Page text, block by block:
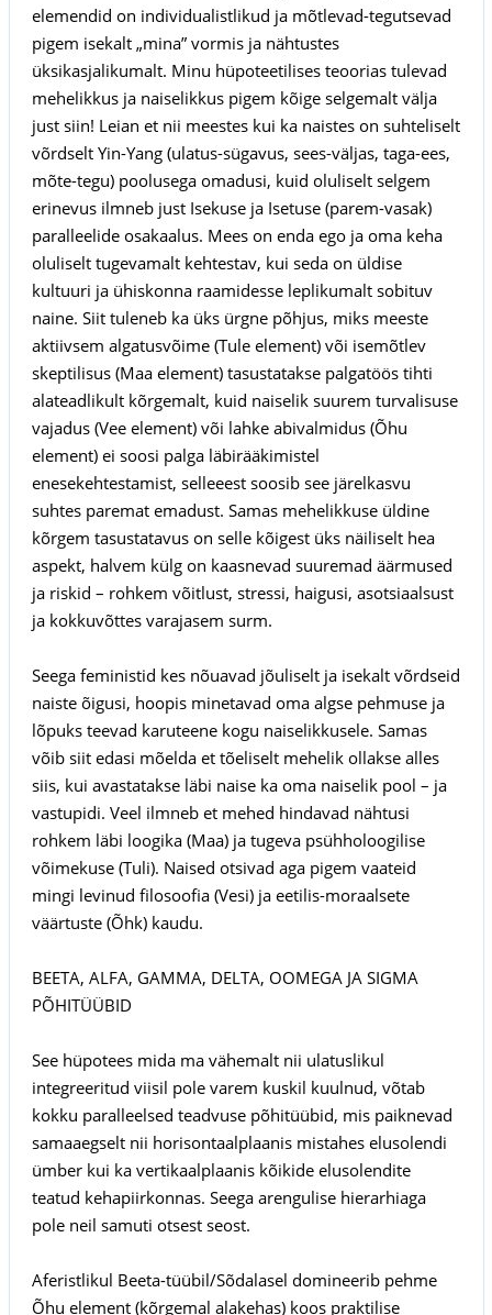
elemendid on individualistlikud ja mõtlevad-tegutsevad
pigem isekalt „mina” vormis ja nähtustes
üksikasjalikumalt. Minu hüpoteetilises teoorias tulevad
mehelikkus ja naiselikkus pigem kõige selgemalt välja
just siin! Leian et nii meestes kui ka naistes on suhteliselt
võrdselt Yin-Yang (ulatus-sügavus, sees-väljas, taga-ees,
mõte-tegu) poolusega omadusi, kuid oluliselt selgem
erinevus ilmneb just Isekuse ja Isetuse (parem-vasak)
paralleelide osakaalus. Mees on enda ego ja oma keha
oluliselt tugevamalt kehtestav, kui seda on üldise
kultuuri ja ühiskonna raamidesse leplikumalt sobituv
naine. Siit tuleneb ka üks ürgne põhjus, miks meeste
aktiivsem algatusvõime (Tule element) või isemõtlev
skeptilisus (Maa element) tasustatakse palgatöös tihti
alateadlikult kõrgemalt, kuid naiselik suurem turvalisuse
vajadus (Vee element) või lahke abivalmidus (Õhu
element) ei soosi palga läbirääkimistel
enesekehtestamist, selleeest soosib see järelkasvu
suhtes paremat emadust. Samas mehelikkuse üldine
kõrgem tasustatavus on selle kõigest üks näiliselt hea
aspekt, halvem külg on kaasnevad suuremad äärmused
ja riskid – rohkem võitlust, stressi, haigusi, asotsiaalsust
ja kokkuvõttes varajasem surm.
Seega feministid kes nõuavad jõuliselt ja isekalt võrdseid
naiste õigusi, hoopis minetavad oma algse pehmuse ja
lõpuks teevad karuteene kogu naiselikkusele. Samas
võib siit edasi mõelda et tõeliselt mehelik ollakse alles
siis, kui avastatakse läbi naise ka oma naiselik pool – ja
vastupidi. Veel ilmneb et mehed hindavad nähtusi
rohkem läbi loogika (Maa) ja tugeva psühholoogilise
võimekuse (Tuli). Naised otsivad aga pigem vaateid
mingi levinud filosoofia (Vesi) ja eetilis-moraalsete
väärtuste (Õhk) kaudu.
BEETA, ALFA, GAMMA, DELTA, OOMEGA JA SIGMA
PÕHITÜÜBID
See hüpotees mida ma vähemalt nii ulatuslikul
integreeritud viisil pole varem kuskil kuulnud, võtab
kokku paralleelsed teadvuse põhitüübid, mis paiknevad
samaaegselt nii horisontaalplaanis mistahes elusolendi
ümber kui ka vertikaalplaanis kõikide elusolendite
teatud kehapiirkonnas. Seega arengulise hierarhiaga
pole neil samuti otsest seost.
Aferistlikul Beeta-tüübil/Sõdalasel domineerib pehme
Õhu element (kõrgemal alakehas) koos praktilise